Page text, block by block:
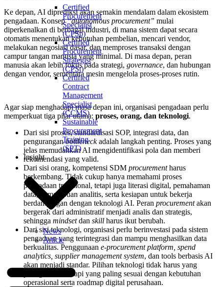
Certified
Procurement
Specialist
(CPSp)
Certified
Procurement
Strategist
(CPSt)
Certified
Contract
Management
Specialist
(CCMS)
Sustainable
Procurement
Training
(SPT)
Insight
News
Article
Ke depan, AI diprediksi akan semakin mendalam dalam ekosistem
pengadaan. Konsep“autonomous procurement” mulai
diperkenalkan di berbagai industri, di mana sistem dapat secara
otomatis menentukan kebutuhan pembelian, mencari vendor,
melakukan negosiasi dasar, dan memproses transaksi dengan
campur tangan manusia yang minimal. Di masa depan, peran
manusia akan lebih fokus pada strategi, governance, dan hubungan
dengan vendor, sementara mesin mengelola proses-proses rutin.
Agar siap menghadapi masa depan ini, organisasi pengadaan perlu
memperkuat tiga pilar utama: proses, orang, dan teknologi.
Dari sisi proses, standardisasi SOP, integrasi data, dan
penguranganbottleneckadalah langkah penting. Proses yang
jelas memudahkan AI mengidentifikasi pola dan memberi
rekomendasi yang valid.
Dari sisi orang, kompetensi SDM procurementharus
berkembang. Tidak cukup hanya memahami proses
pengadaan tradisional, tetapi juga literasi digital, pemahaman
data, kemampuan analitis, serta kesiapan untuk bekerja
berdampingan dengan teknologi AI. Peran procurementakan
bergerak dari administratif menjadi analis dan strategis,
sehingga mindsetdan skill harus ikut berubah.
Dari sisi teknologi, organisasi perlu berinvestasi pada sistem
pengadaan yang terintegrasi dan mampu menghasilkan data
berkualitas. Penggunaan e-procurement platform, spend
analytics, supplier management system, dan tools berbasis AI
akan menjadi standar. Pilihan teknologi tidak harus yang
paling mahal, tetapi yang paling sesuai dengan kebutuhan
operasional serta roadmap digital perusahaan.